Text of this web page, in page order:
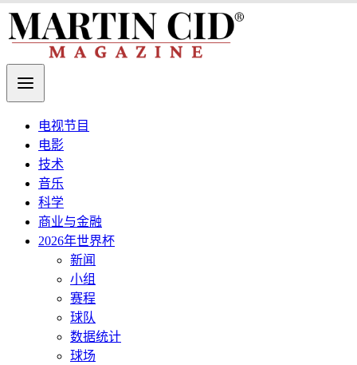
电视节目
电影
技术
音乐
科学
商业与金融
2026年世界杯
新闻
小组
赛程
球队
数据统计
球场